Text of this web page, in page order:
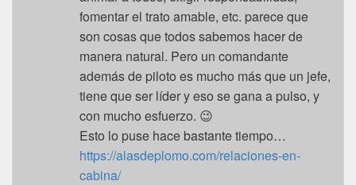
fomentar el trato amable, etc. parece que
son cosas que todos sabemos hacer de
manera natural. Pero un comandante
además de piloto es mucho más que un jefe,
tiene que ser líder y eso se gana a pulso, y
con mucho esfuerzo. 😉
Esto lo puse hace bastante tiempo…
https://alasdeplomo.com/relaciones-en-
cabina/